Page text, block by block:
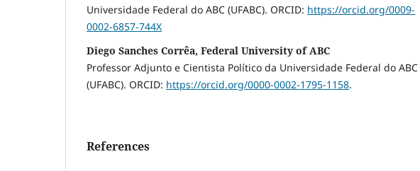
Universidade Federal do ABC (UFABC). ORCID: https://orcid.org/0009-
0002-6857-744X
Diego Sanches Corrêa, Federal University of ABC
Professor Adjunto e Cientista Político da Universidade Federal do ABC
(UFABC). ORCID: https://orcid.org/0000-0002-1795-1158.
References